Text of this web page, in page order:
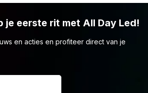
assortiment. Wellicht vind je daar een
je eerste rit met All Day Led!
en acties en profiteer direct van je